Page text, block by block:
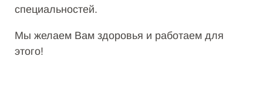
специальностей.
Мы желаем Вам здоровья и работаем для
этого!